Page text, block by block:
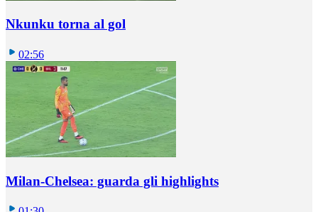
Nkunku torna al gol
02:56
Milan-Chelsea: guarda gli highlights